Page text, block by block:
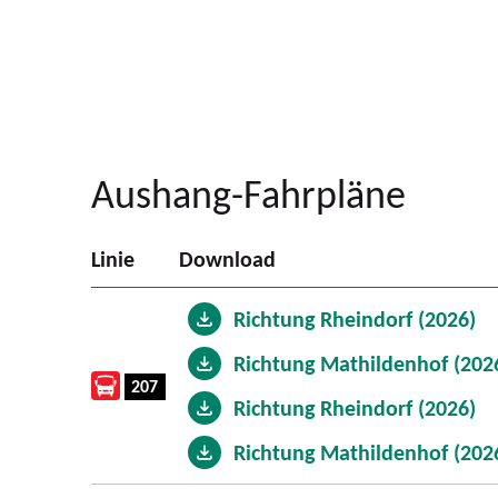
Aushang-Fahrpläne
Linie Download
207
Richtung Rheindorf (2026)
Richtung Mathildenhof
Richtung Rheindorf (2026)
Richtung Mathildenhof